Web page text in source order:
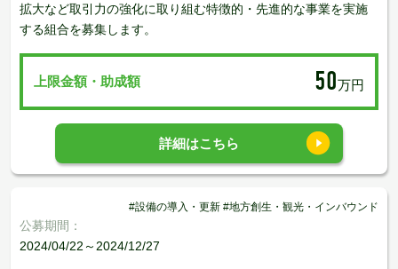
拡大など取引力の強化に取り組む特徴的・先進的な事業を実施
する組合を募集します。
上限金額・助成額 50万円
詳細はこちら
#設備の導入・更新 #地方創生・観光・インバウンド
公募期間：
2024/04/22～2024/12/27